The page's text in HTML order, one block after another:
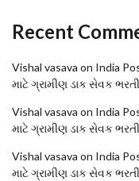
Recent
Vishal vasava on India
માટે ગ્રામીણ ડાક સેવક
Vishal vasava on India
માટે ગ્રામીણ ડાક સેવક
Vishal vasava on India
માટે ગ્રામીણ ડાક સેવક